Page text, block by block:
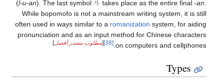
(l-u-an). The last symbol ㄢ takes place as the entire final -an
While bopomofo is not a mainstream writing system, it is still
often used in ways similar to a romanization system, for aiding
pronunciation and as an input method for Chinese characters
on computers and cellphones.
[38]
[مطلوب مصدر أفضل]
Types